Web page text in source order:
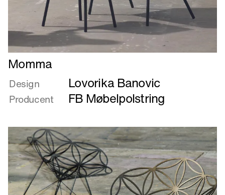
Læs
mere
om
Momma
Momma
Design Lovorika Banovic
Producent FB Møbelpolstring